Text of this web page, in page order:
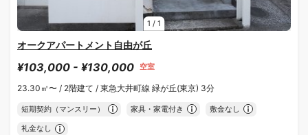
1 / 1
オークアパートメント自由が丘
¥103,000 - ¥130,000 空室
23.30㎡〜 / 2階建て / 東急大井町線 緑が丘(東京) 3分
短期契約（マンスリー） 家具・家電付き 敷金なし
礼金なし